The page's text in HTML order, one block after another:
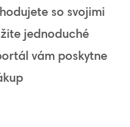
so svojimi
jednoduché
vám poskytne